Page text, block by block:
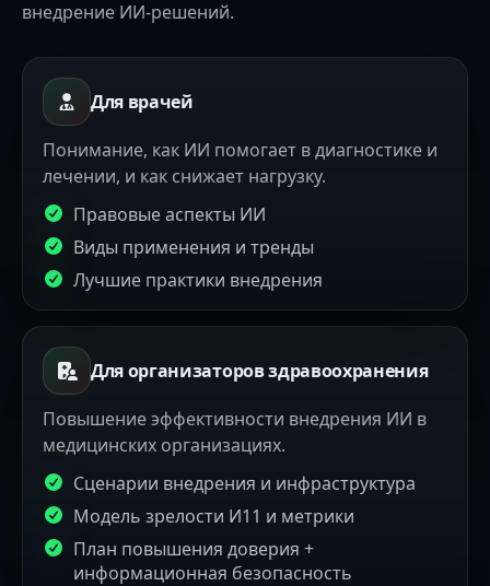
внедрение ИИ‑решений.
Для врачей
Понимание, как ИИ помогает в диагностике и
лечении, и как снижает нагрузку.
Правовые аспекты ИИ
Виды применения и тренды
Лучшие практики внедрения
Для организаторов здравоохранения
Повышение эффективности внедрения ИИ в
медицинских организациях.
Сценарии внедрения и инфраструктура
Модель зрелости И11 и метрики
План повышения доверия +
информационная безопасность